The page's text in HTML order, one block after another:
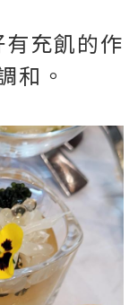
充飢的作
和。